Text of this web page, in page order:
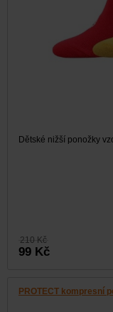
Dětské nižší ponožky
210 Kč
99 Kč
PROTECT kompresní